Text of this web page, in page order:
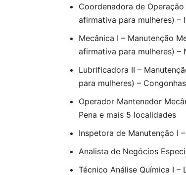
Coordenadora de
afirmativa para mulheres) –
Mecânica I – Manutenção
afirmativa para mulheres) –
Lubrificadora II –
para mulheres) – Congonhas
Operador Mantenedor
Pena e mais 5 localidades
Inspetora de Manutenção I
Analista de Negócios
Técnico Análise Química I